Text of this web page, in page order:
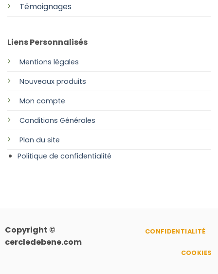
Témoignages
Liens Personnalisés
Mentions légales
Nouveaux produits
Mon compte
Conditions Générales
Plan du site
Politique de confidentialité
Copyright ©
cercledebene.com
CONFIDENTIALITÉ
COOKIES